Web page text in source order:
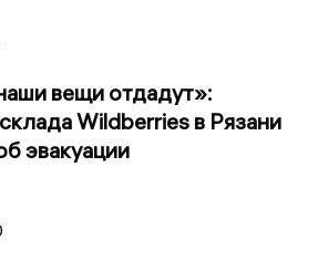
вещи отдадут»:
Wildberries в Рязани
эвакуации